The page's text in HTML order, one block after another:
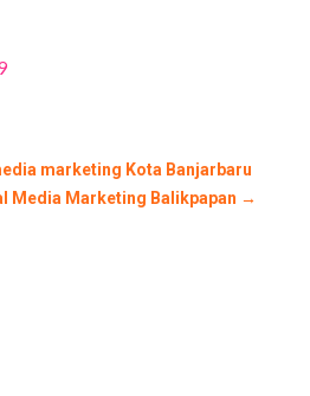
marketing Kota Banjarbaru
Media Marketing Balikpapan →